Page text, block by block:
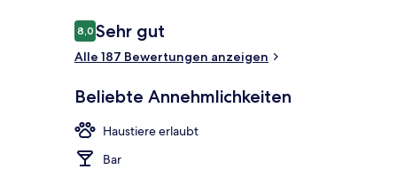
Bewertungen
8,08,0 von 10.
Sehr gut
Alle 187 Bewertungen anzeigen
Beliebte Annehmlichkeiten
Haustiere erlaubt
Bar